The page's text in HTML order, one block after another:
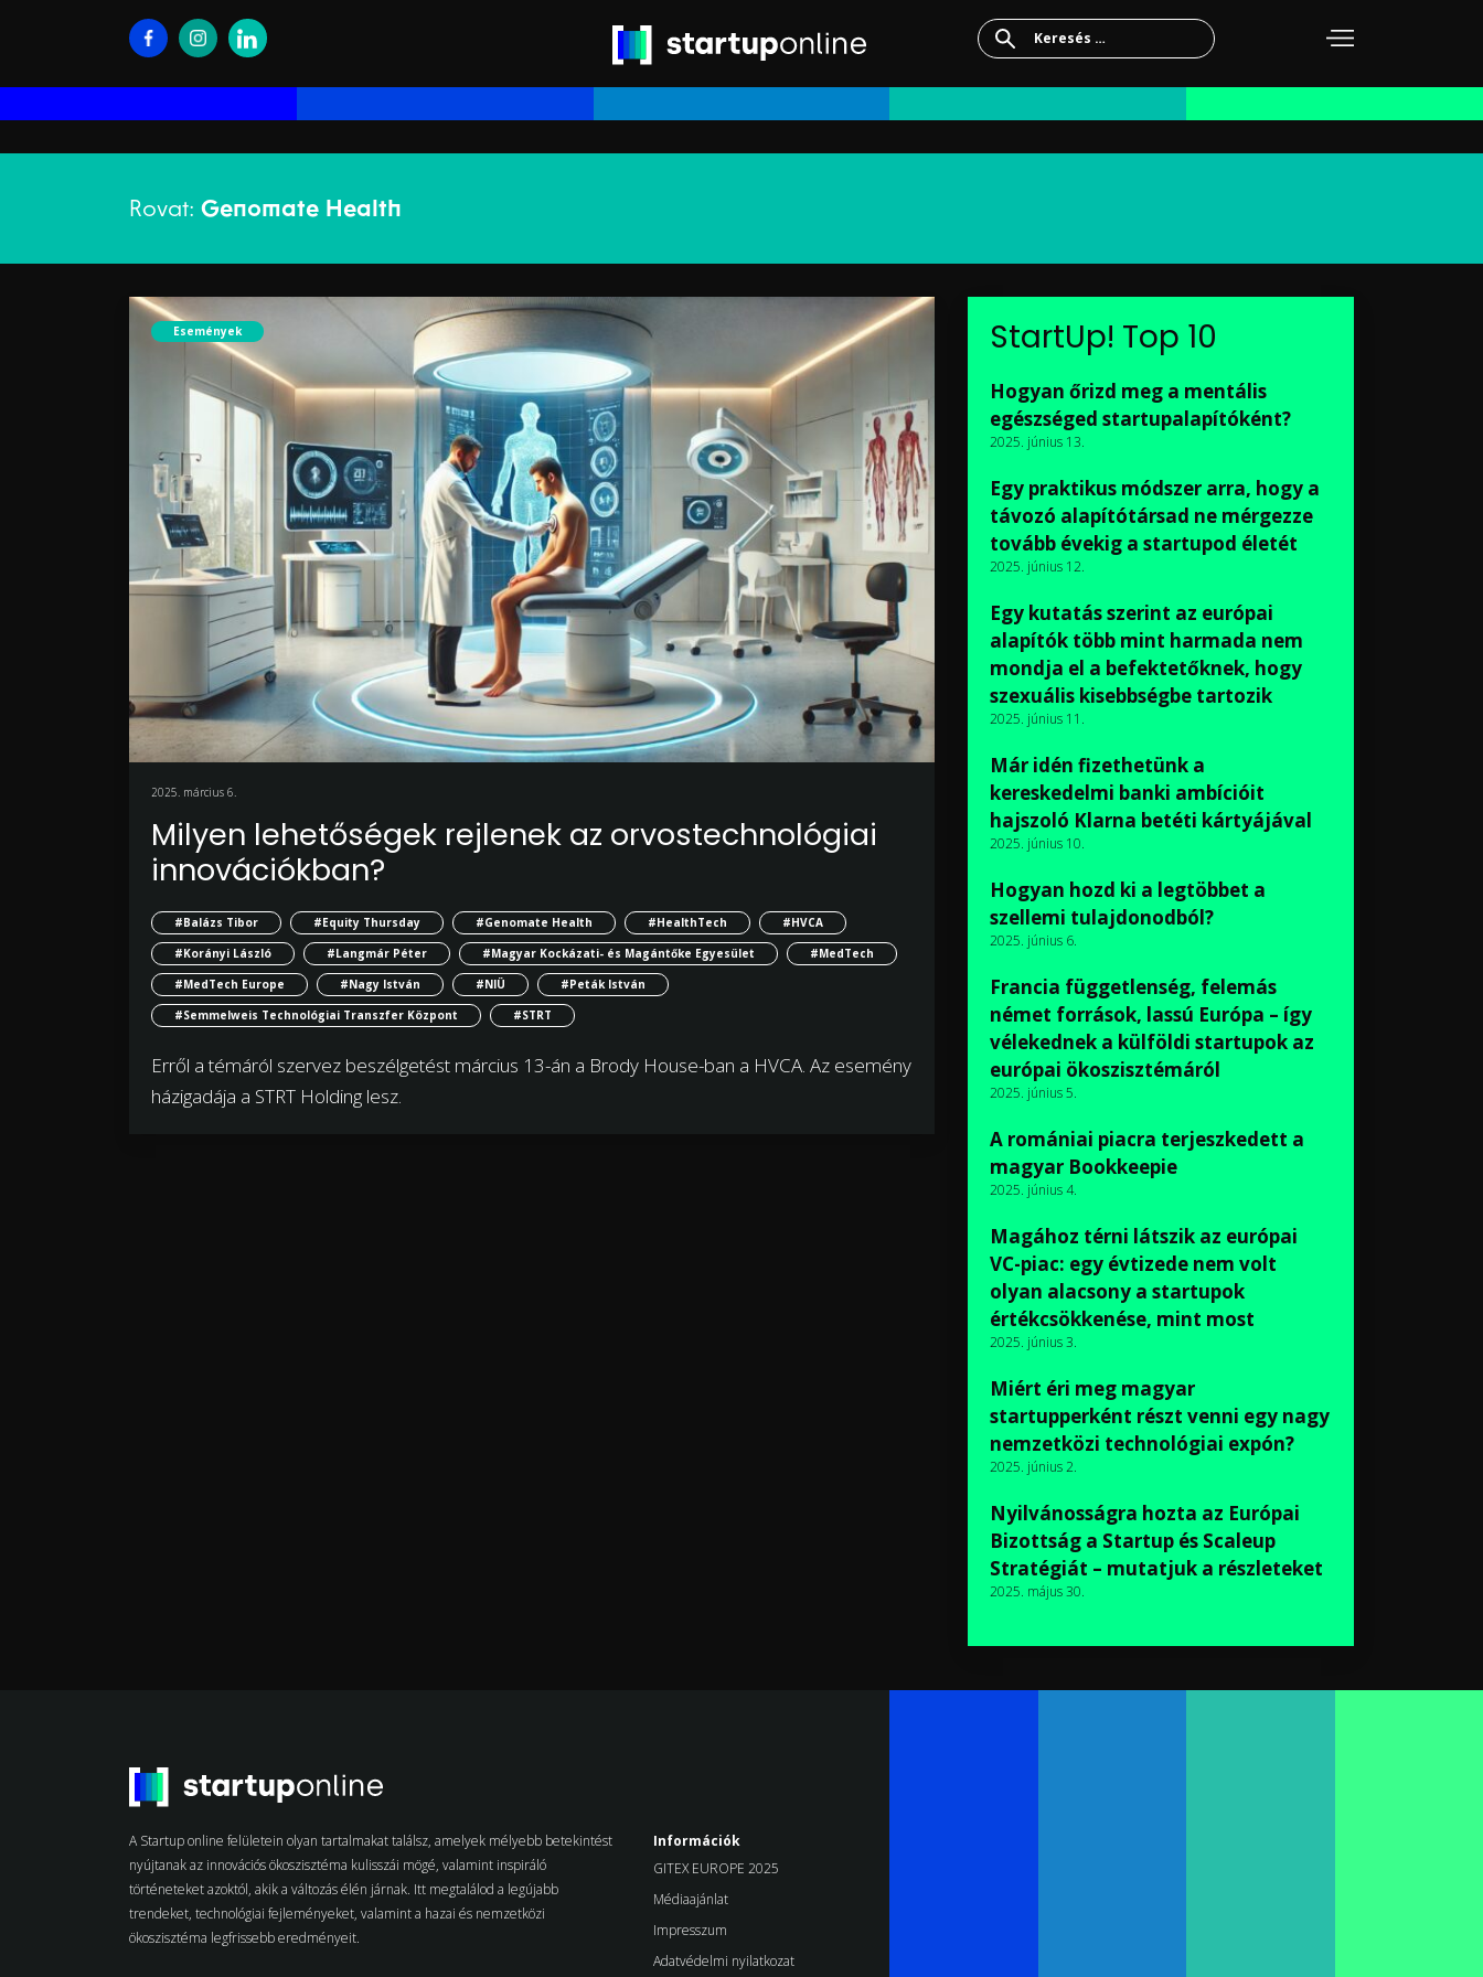
Keresés:
Rovat: Genomate Health
Események
2025. március 6.
Milyen lehetőségek rejlenek az orvostechnológiai
innovációkban?
#Balázs Tibor #Equity Thursday #Genomate Health #HealthTech
#HVCA
#Korányi László
#Langmár Péter #Magyar Kockázati- és Magántőke Egyesület
#MedTech
#MedTech Europe
#Nagy István #NIÜ
#Peták István
#Semmelweis Technológiai Transzfer Központ
#STRT
Erről a témáról szervez beszélgetést március 13-án a Brody House-ban a HVCA. Az esemény
házigadája a STRT Holding lesz.
StartUp! Top 10
Hogyan őrizd meg a mentális
egészséged startupalapítóként?
2025. június 13.
Egy praktikus módszer arra, hogy a
távozó alapítótársad ne mérgezze
tovább évekig a startupod életét
2025. június 12.
Egy kutatás szerint az európai
alapítók több mint harmada nem
mondja el a befektetőknek, hogy
szexuális kisebbségbe tartozik
2025. június 11.
Már idén fizethetünk a
kereskedelmi banki ambícióit
hajszoló Klarna betéti kártyájával
2025. június 10.
Hogyan hozd ki a legtöbbet a
szellemi tulajdonodból?
2025. június 6.
Francia függetlenség, felemás
német források, lassú Európa – így
vélekednek a külföldi startupok az
európai ökoszisztémáról
2025. június 5.
A romániai piacra terjeszkedett a
magyar Bookkeepie
2025. június 4.
Magához térni látszik az európai
VC-piac: egy évtizede nem volt
olyan alacsony a startupok
értékcsökkenése, mint most
2025. június 3.
Miért éri meg magyar
startupperként részt venni egy nagy
nemzetközi technológiai expón?
2025. június 2.
Nyilvánosságra hozta az Európai
Bizottság a Startup és Scaleup
Stratégiát – mutatjuk a részleteket
2025. május 30.
A Startup online felületein olyan tartalmakat találsz, amelyek mélyebb betekintést
nyújtanak az innovációs ökoszisztéma kulisszái mögé, valamint inspiráló
történeteket azoktól, akik a változás élén járnak. Itt megtalálod a legújabb
trendeket, technológiai fejleményeket, valamint a hazai és nemzetközi
ökoszisztéma legfrissebb eredményeit.
Információk
GITEX EUROPE 2025
Médiaajánlat
Impresszum
Adatvédelmi nyilatkozat